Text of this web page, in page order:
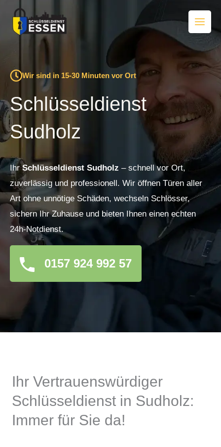
Inhalt
springen
Wir sind in 15-30 Minuten vor Ort
Schlüsseldienst
Sudholz
IhrSchlüsseldienst Sudholz – schnell vor Ort,
zuverlässig und professionell. Wir öffnen Türen aller
Art ohne unnötige Schäden, wechseln Schlösser,
sichern Ihr Zuhause und bieten Ihnen einen echten
24h-Notdienst.
0157 924 992 57
Ihr Vertrauenswürdiger
Schlüsseldienst in Sudholz:
Immer für Sie da!